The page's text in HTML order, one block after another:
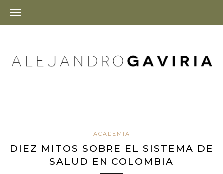
ACADEMIA
DIEZ MITOS SOBRE EL SISTEMA DE
SALUD EN COLOMBIA